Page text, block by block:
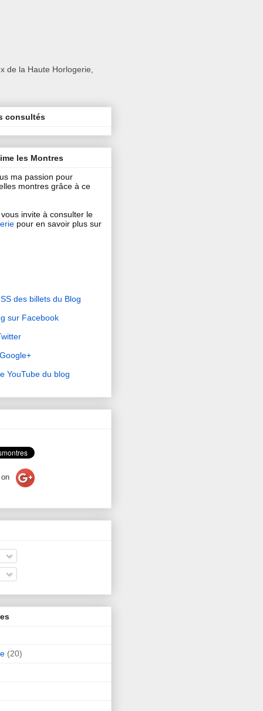
de la Haute Horlogerie,
consultés
les Montres
ma passion pour
montres grâce à ce
invite à consulter le
pour en savoir plus sur
des billets du Blog
sur Facebook
YouTube du blog
on
(20)